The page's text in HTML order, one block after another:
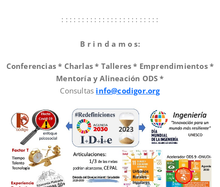
: : : : : : : : : : : : : : : : : : : : : : : :
B r i n d a m o s:
Conferencias * Charlas * Talleres * Emprendimientos *
Mentoría y Alineación ODS *
Consultas info@codigor.org